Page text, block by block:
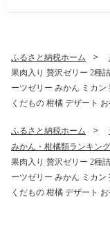
干し 健康食品 南高梅
重県 熊野市【
ふるさと納税ホーム
果肉入り 贅沢ゼリー 2種
ーツゼリー みかん ミカ
くだもの 柑橘 デザート
ふるさと納税ホーム
みかん・柑橘類ランキング
果肉入り 贅沢ゼリー 2種
ーツゼリー みかん ミカ
くだもの 柑橘 デザート